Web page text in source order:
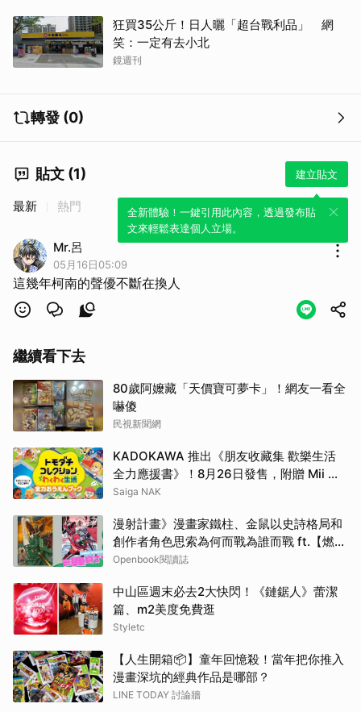
狂買35公斤！日人曬「超台戰利品」 網
笑：一定有去小北
鏡週刊
轉發 (0)
貼文 (1) 建立貼文
全新體驗！一鍵引用此內容，透過發布貼
文來輕鬆表達個人立場。
最新 熱門
Mr.呂
05月16日05:09
這幾年柯南的聲優不斷在換人
繼續看下去
80歲阿嬤藏「天價寶可夢卡」！網友一看全
嚇傻
民視新聞網
KADOKAWA 推出《朋友收藏集 歡樂生活
全力應援書》！8月26日發售，附贈 Mii 商
店 Logo 貼紙
Saiga NAK
漫射計畫》漫畫家鐵柱、金鼠以史詩格局和
創作者角色思索為何而戰為誰而戰 ft.【燃燒
熾烈鬥魂】延伸書單
Openbook閱讀誌
中山區週末必去2大快閃！《鏈鋸人》蕾潔
篇、m2美度免費逛
Styletc
【人生開箱📦】童年回憶殺！當年把你推入
漫畫深坑的經典作品是哪部？
LINE TODAY 討論牆